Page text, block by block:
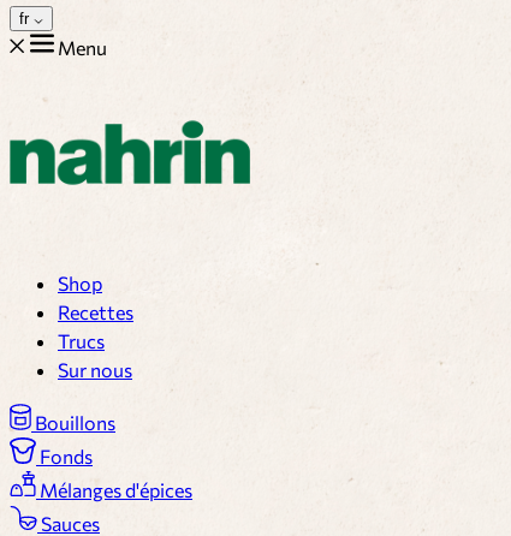
fr
Menu
Shop
Recettes
Trucs
Sur nous
Bouillons
Fonds
Mélanges d'épices
Sauces